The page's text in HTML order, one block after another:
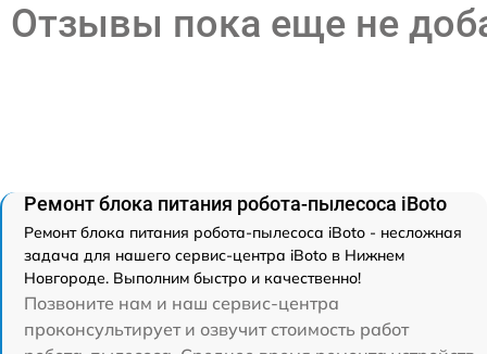
Отзывы пока еще не
Ремонт блока питания робота-пылесоса iBoto
Ремонт блока питания робота-пылесоса iBoto - несложная
задача для нашего сервис-центра iBoto в Нижнем
Новгороде. Выполним быстро и качественно!
Позвоните нам и наш сервис-центра
проконсультирует и озвучит стоимость работ